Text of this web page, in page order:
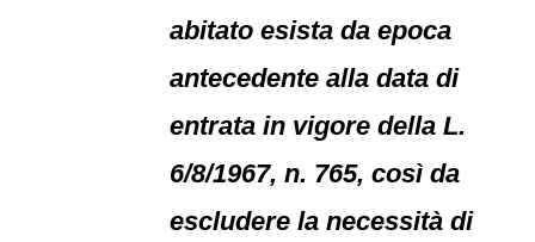
abitato esista da epoca
antecedente alla data di
entrata in vigore della L.
6/8/1967, n. 765, così da
escludere la necessità di